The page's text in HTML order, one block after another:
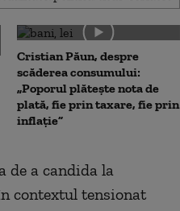
Cristian Păun, despre
scăderea consumului:
„Poporul plătește nota de
plată, fie prin taxare, fie prin
inflație”
de a candida la
contextul tensionat